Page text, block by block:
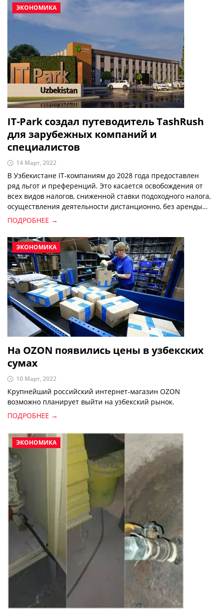
ЭКОНОМИКА
IT-Park создал путеводитель TashRush
для зарубежных компаний и
специалистов
14 Март, 2022
В Узбекистане IT-компаниям до 2028 года предоставлен
ряд льгот и преференций. Это касается освобождения от
всех видов налогов, сниженной ставки подоходного налога,
осуществления деятельности дистанционно, без аренды
офиса и других.
ПОДРОБНЕЕ →
ЭКОНОМИКА
На OZON появились цены в узбекских
сумах
10 Март, 2022
Крупнейший российский интернет-магазин OZON
возможно планирует выйти на узбекский рынок.
ПОДРОБНЕЕ →
ЭКОНОМИКА